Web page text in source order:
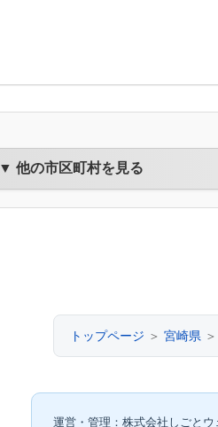
▼ 他の市区町村を見る
トップページ ＞ 宮崎県
運営・管理：株式会社しごとウ